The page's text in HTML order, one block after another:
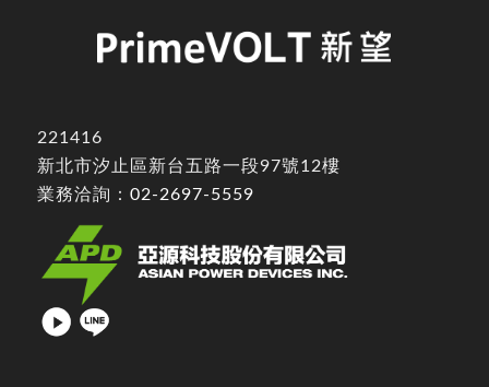
221416
新北市汐止區新台五路一段97號12樓
業務洽詢： 02-2697-5559